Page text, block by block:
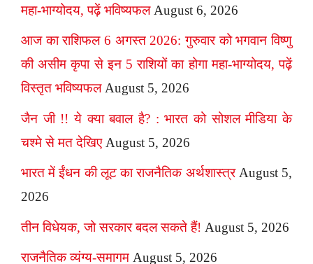
महा-भाग्योदय, पढ़ें भविष्यफल August 6, 2026
आज का राशिफल 6 अगस्त 2026: गुरुवार को भगवान विष्णु
की असीम कृपा से इन 5 राशियों का होगा महा-भाग्योदय, पढ़ें
विस्तृत भविष्यफल August 5, 2026
जैन जी !! ये क्या बवाल है? : भारत को सोशल मीडिया के
चश्मे से मत देखिए August 5, 2026
भारत में ईंधन की लूट का राजनैतिक अर्थशास्त्र August 5,
2026
तीन विधेयक, जो सरकार बदल सकते हैं! August 5, 2026
राजनैतिक व्यंग्य-समागम August 5, 2026